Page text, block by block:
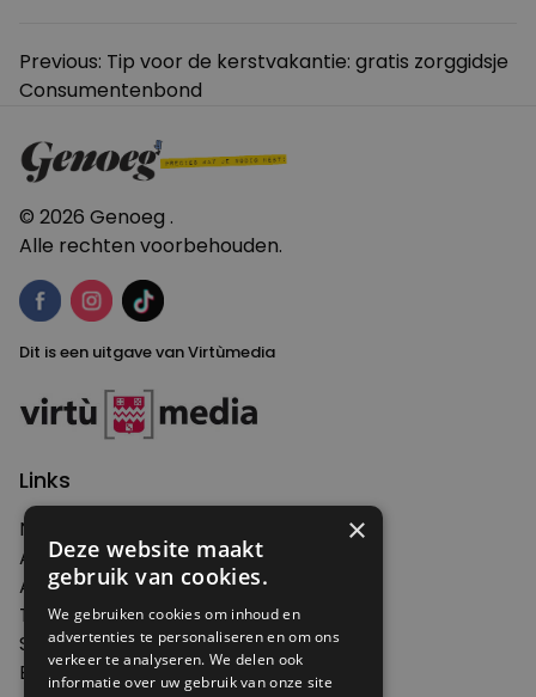
Bericht
navigatie
Previous: Tip voor de kerstvakantie: gratis zorggidsje
Consumentenbond
© 2026 Genoeg .
Alle rechten voorbehouden.
Dit is een uitgave van Virtùmedia
Links
Nieuws
Artikelen
Agenda
Thema's
Shop
Edities
×
Deze website maakt
gebruik van cookies.
We gebruiken cookies om inhoud en
advertenties te personaliseren en om ons
verkeer te analyseren. We delen ook
informatie over uw gebruik van onze site